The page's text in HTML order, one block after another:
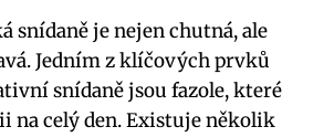
snídaně je nejen chutná, ale
Jedním z klíčových prvků
snídaně jsou fazole, které
na celý den. Existuje několik